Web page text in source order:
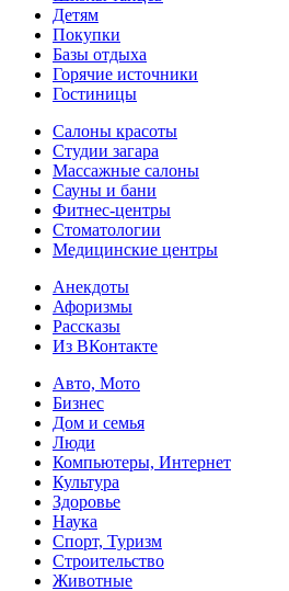
Детям
Покупки
Базы отдыха
Горячие источники
Гостиницы
Салоны красоты
Студии загара
Массажные салоны
Сауны и бани
Фитнес-центры
Стоматологии
Медицинские центры
Анекдоты
Афоризмы
Рассказы
Из ВКонтакте
Авто, Мото
Бизнес
Дом и семья
Люди
Компьютеры, Интернет
Культура
Здоровье
Наука
Спорт, Туризм
Строительство
Животные